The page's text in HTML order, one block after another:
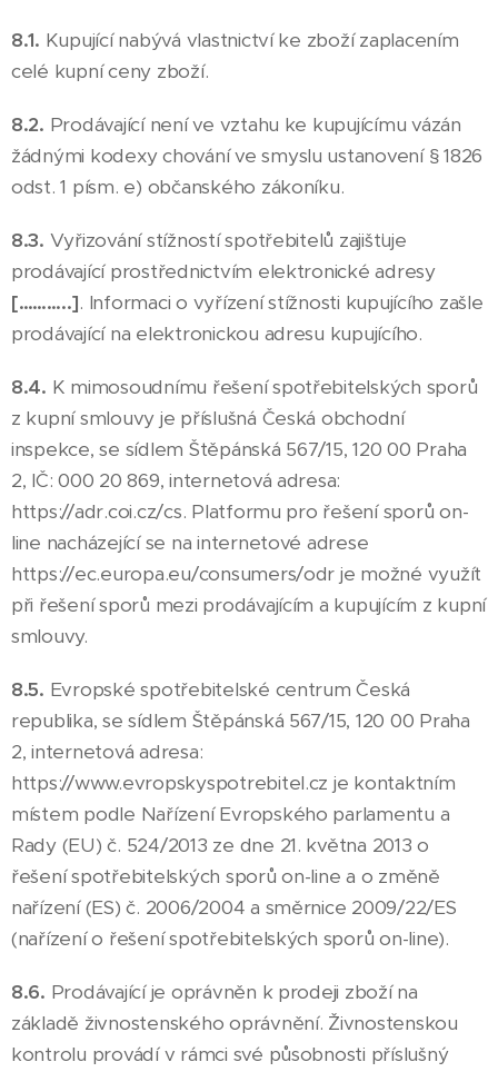
8.1. Kupující nabývá vlastnictví ke zboží zaplacením
celé kupní ceny zboží.
8.2. Prodávající není ve vztahu ke kupujícímu vázán
žádnými kodexy chování ve smyslu ustanovení § 1826
odst. 1 písm. e) občanského zákoníku.
8.3. Vyřizování stížností spotřebitelů zajišťuje
prodávající prostřednictvím elektronické adresy
[………..]. Informaci o vyřízení stížnosti kupujícího zašle
prodávající na elektronickou adresu kupujícího.
8.4. K mimosoudnímu řešení spotřebitelských sporů
z kupní smlouvy je příslušná Česká obchodní
inspekce, se sídlem Štěpánská 567/15, 120 00 Praha
2, IČ: 000 20 869, internetová adresa:
https://adr.coi.cz/cs. Platformu pro řešení sporů on-
line nacházející se na internetové adrese
https://ec.europa.eu/consumers/odr je možné využít
při řešení sporů mezi prodávajícím a kupujícím z kupní
smlouvy.
8.5. Evropské spotřebitelské centrum Česká
republika, se sídlem Štěpánská 567/15, 120 00 Praha
2, internetová adresa:
https://www.evropskyspotrebitel.cz je kontaktním
místem podle Nařízení Evropského parlamentu a
Rady (EU) č. 524/2013 ze dne 21. května 2013 o
řešení spotřebitelských sporů on-line a o změně
nařízení (ES) č. 2006/2004 a směrnice 2009/22/ES
(nařízení o řešení spotřebitelských sporů on-line).
8.6. Prodávající je oprávněn k prodeji zboží na
základě živnostenského oprávnění. Živnostenskou
kontrolu provádí v rámci své působnosti příslušný